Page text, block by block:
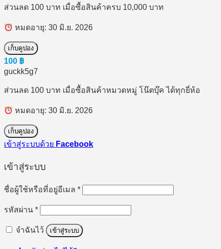
ส่วนลด 100 บาท เมื่อซื้อสินค้าครบ 10,000 บาท
หมดอายุ: 30 มิ.ย. 2026
เก็บคูปอง
100 ฿
guckk5g7
ส่วนลด 100 บาท เมื่อซื้อสินค้าหมวดหมู่ โน๊ตบุ๊ค ได้ทุกยี่ห้อ
หมดอายุ: 30 มิ.ย. 2026
เก็บคูปอง
เข้าสู่ระบบด้วย Facebook
เข้าสู่ระบบ
ชื่อผู้ใช้หรือที่อยู่อีเมล *ต้องการ
รหัสผ่าน *ต้องการ
จำฉันไว้ เข้าสู่ระบบ